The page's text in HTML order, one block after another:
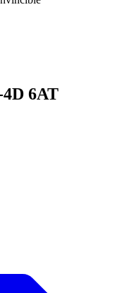
6AT